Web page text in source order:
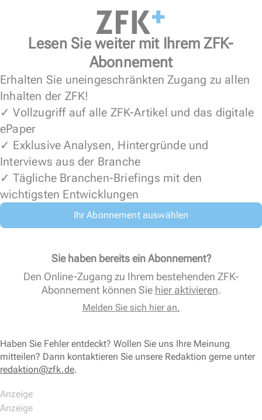
Lesen Sie weiter mit Ihrem ZFK-
Abonnement
Erhalten Sie uneingeschränkten Zugang zu allen
Inhalten der ZFK!
✓ Vollzugriff auf alle ZFK-Artikel und das digitale
ePaper
✓ Exklusive Analysen, Hintergründe und
Interviews aus der Branche
✓ Tägliche Branchen-Briefings mit den
wichtigsten Entwicklungen
Ihr Abonnement auswählen
Sie haben bereits ein Abonnement?
Den Online-Zugang zu Ihrem bestehenden ZFK-
Abonnement können Sie hier aktivieren.
Melden Sie sich hier an.
Haben Sie Fehler entdeckt? Wollen Sie uns Ihre Meinung
mitteilen? Dann kontaktieren Sie unsere Redaktion gerne unter
redaktion@zfk.de.